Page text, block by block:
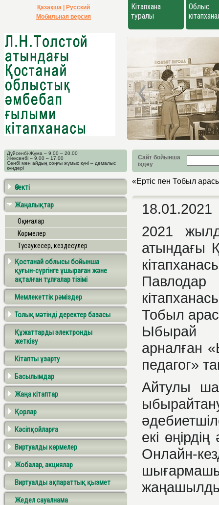
Қазақша
Русский
Мобильная версия
Кітапхана
туралы
Облыс
Дүйсенбі-Жұма – 9.00 – 20.00
Жексенбі – 9.00 – 17.00
Сенбі мен айдың соңғы жұмыс күні – демалыс
күндері
Сайт бойынша
іздеу
Өзекті
Жаңалықтар
Оқиғалар
Көрмелер
Тұсаукесер, кездесулер
Қостанай облысы бойынша
қуғын-сүргінге ұшыраған және
ақталған тұлғалар тізімі
Мемлекеттік рәміздер
Толық мәтінді деректер базасы
Құжаттарды электронды
жеткізу
Кітапты ұзарту
Басылымдар
Жаңа кітаптар
Қорлар
Кәсіпқойларға
Виртуалды көрмелер
Жобалар, акциялар
Виртуалды ақпараттық қызмет
Жедел сауалнама
«Ертіс пен Тобыл
18.01.2021
2021
атындағы
Тобыл
Ыбырай
арналған
педагог»
Айтулы
екі
Онлайн-